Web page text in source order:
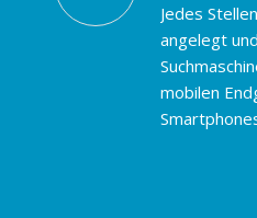
Jedes
angelegt
mobilen